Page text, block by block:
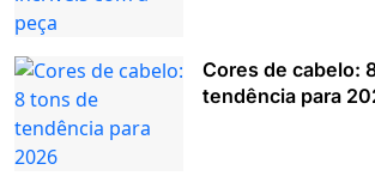
Cores de cabelo:
tendência para